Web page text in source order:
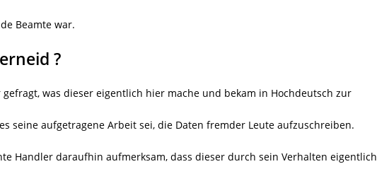
Beamte war.
?
gefragt, was dieser eigentlich hier mache und bekam in Hochdeutsch zur
seine aufgetragene Arbeit sei, die Daten fremder Leute aufzuschreiben.
Handler daraufhin aufmerksam, dass dieser durch sein Verhalten eigentlich